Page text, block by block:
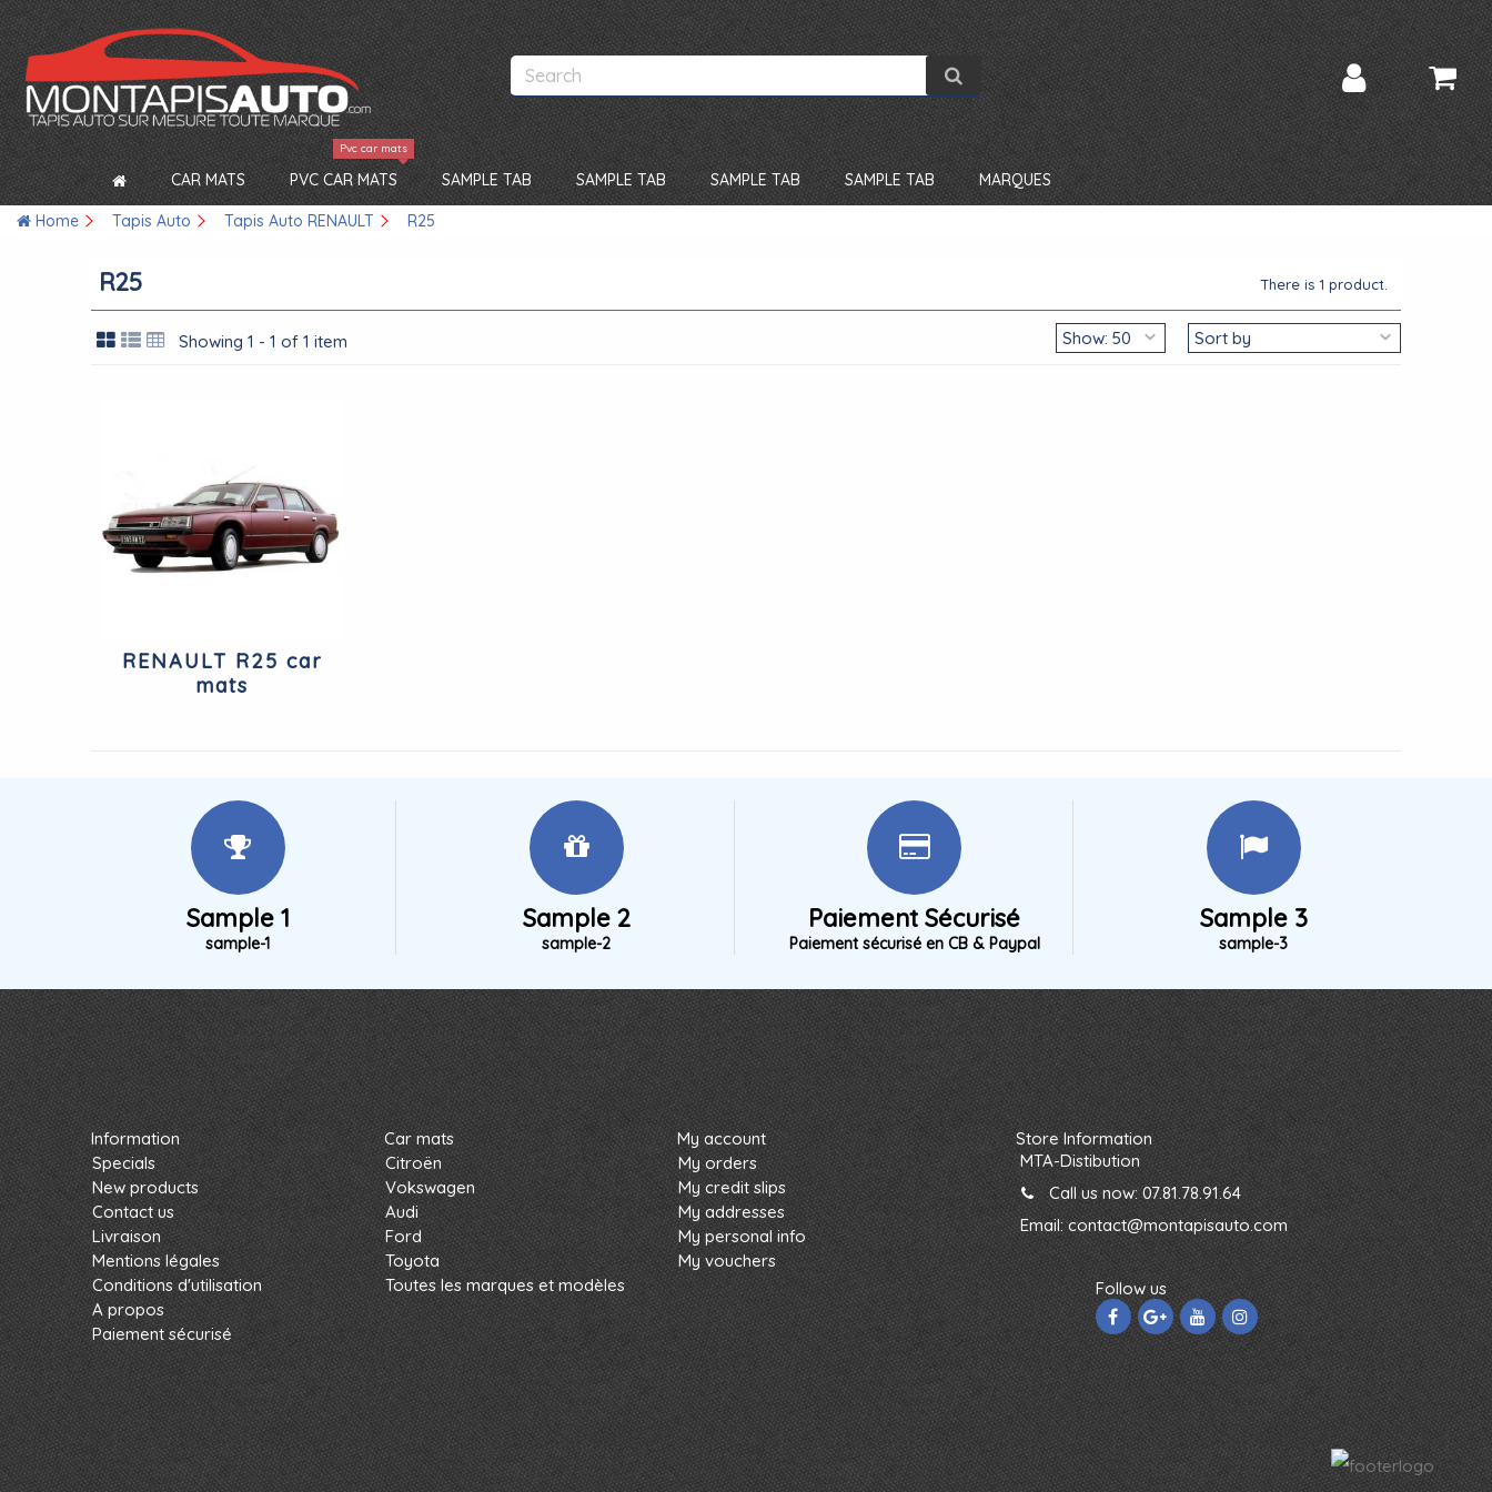
CAR MATS PVC CAR MATS
Pvc car mats
SAMPLE TAB SAMPLE TAB SAMPLE TAB SAMPLE TAB MARQUES
Home Tapis Auto Tapis Auto RENAULT R25
R25 There is 1 product.
Showing 1 - 1 of 1 item
RENAULT R25 car
mats
Sample 1
sample-1
Sample 2
sample-2
Paiement Sécurisé
Paiement sécurisé en CB & Paypal
Sample 3
sample-3
Information
Specials
New products
Contact us
Livraison
Mentions légales
Conditions d'utilisation
A propos
Paiement sécurisé
Car mats
Citroën
Vokswagen
Audi
Ford
Toyota
Toutes les marques et modèles
My account
My orders
My credit slips
My addresses
My personal info
My vouchers
Store Information
MTA-Distibution
Call us now:07.81.78.91.64
Email:contact@montapisauto.com
Follow us